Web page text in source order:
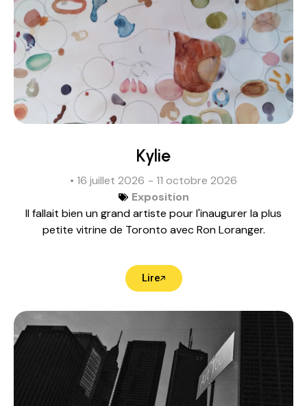
Kylie
• 16 juillet 2026 - 11 octobre 2026
Exposition
Il fallait bien un grand artiste pour l'inaugurer la plus
petite vitrine de Toronto avec Ron Loranger.
Lire